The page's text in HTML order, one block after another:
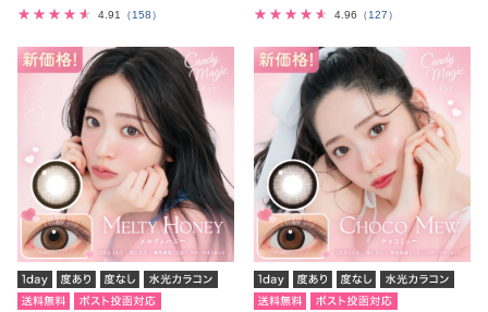
4.91
（158）
4.96
（127）